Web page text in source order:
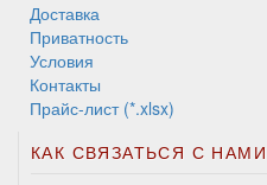
Доставка
Приватность
Условия
Контакты
Прайс-лист (*.xlsx)
КАК СВЯЗАТЬСЯ С НАМИ